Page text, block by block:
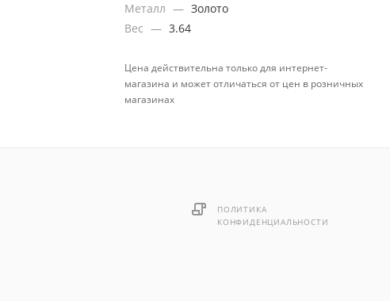
Металл — Золото
Вес — 3.64
Цена действительна только для интернет-
магазина и может отличаться от цен в розничных
магазинах
ПОЛИТИКА
КОНФИДЕНЦИАЛЬНОСТИ